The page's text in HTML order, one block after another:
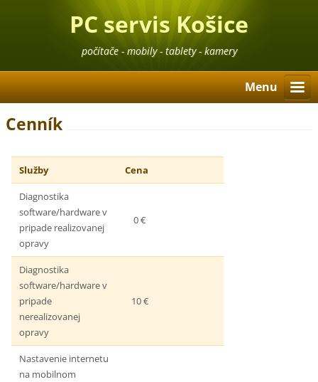
PC servis Košice
počítače - mobily - tablety - kamery
Menu
Cenník
Služby Cena
Diagnostika
software/hardware v
pripade realizovanej
opravy
0 €
Diagnostika
software/hardware v
pripade
nerealizovanej
opravy
10 €
Nastavenie internetu
na mobilnom